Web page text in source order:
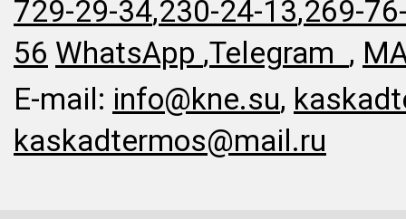
729-29-34,230-24-13,269-
56 WhatsApp ,Telegram ,
E-mail: info@kne.su,
kaskadtermos@mail.ru